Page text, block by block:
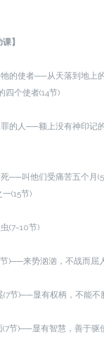
】
的使者──从天落到地上
四个使者(14节)
的人──额上没有神印记
──叫他们受痛苦五个月
(15节)
(7~10节)
来势汹汹，不战而屈
节)──显有权柄，不能不
)──显有智慧，善于驱